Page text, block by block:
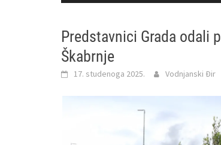
Predstavnici Grada odali
Škabrnje
17. studenoga 2025. Vodnjanski Đir